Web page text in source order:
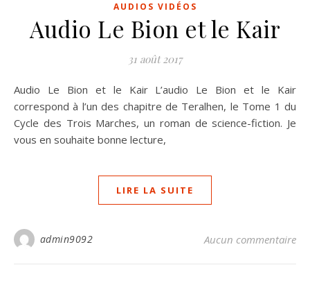
AUDIOS VIDÉOS
Audio Le Bion et le Kair
31 août 2017
Audio Le Bion et le Kair L’audio Le Bion et le Kair
correspond à l’un des chapitre de Teralhen, le Tome 1 du
Cycle des Trois Marches, un roman de science-fiction. Je
vous en souhaite bonne lecture,
LIRE LA SUITE
admin9092 Aucun commentaire